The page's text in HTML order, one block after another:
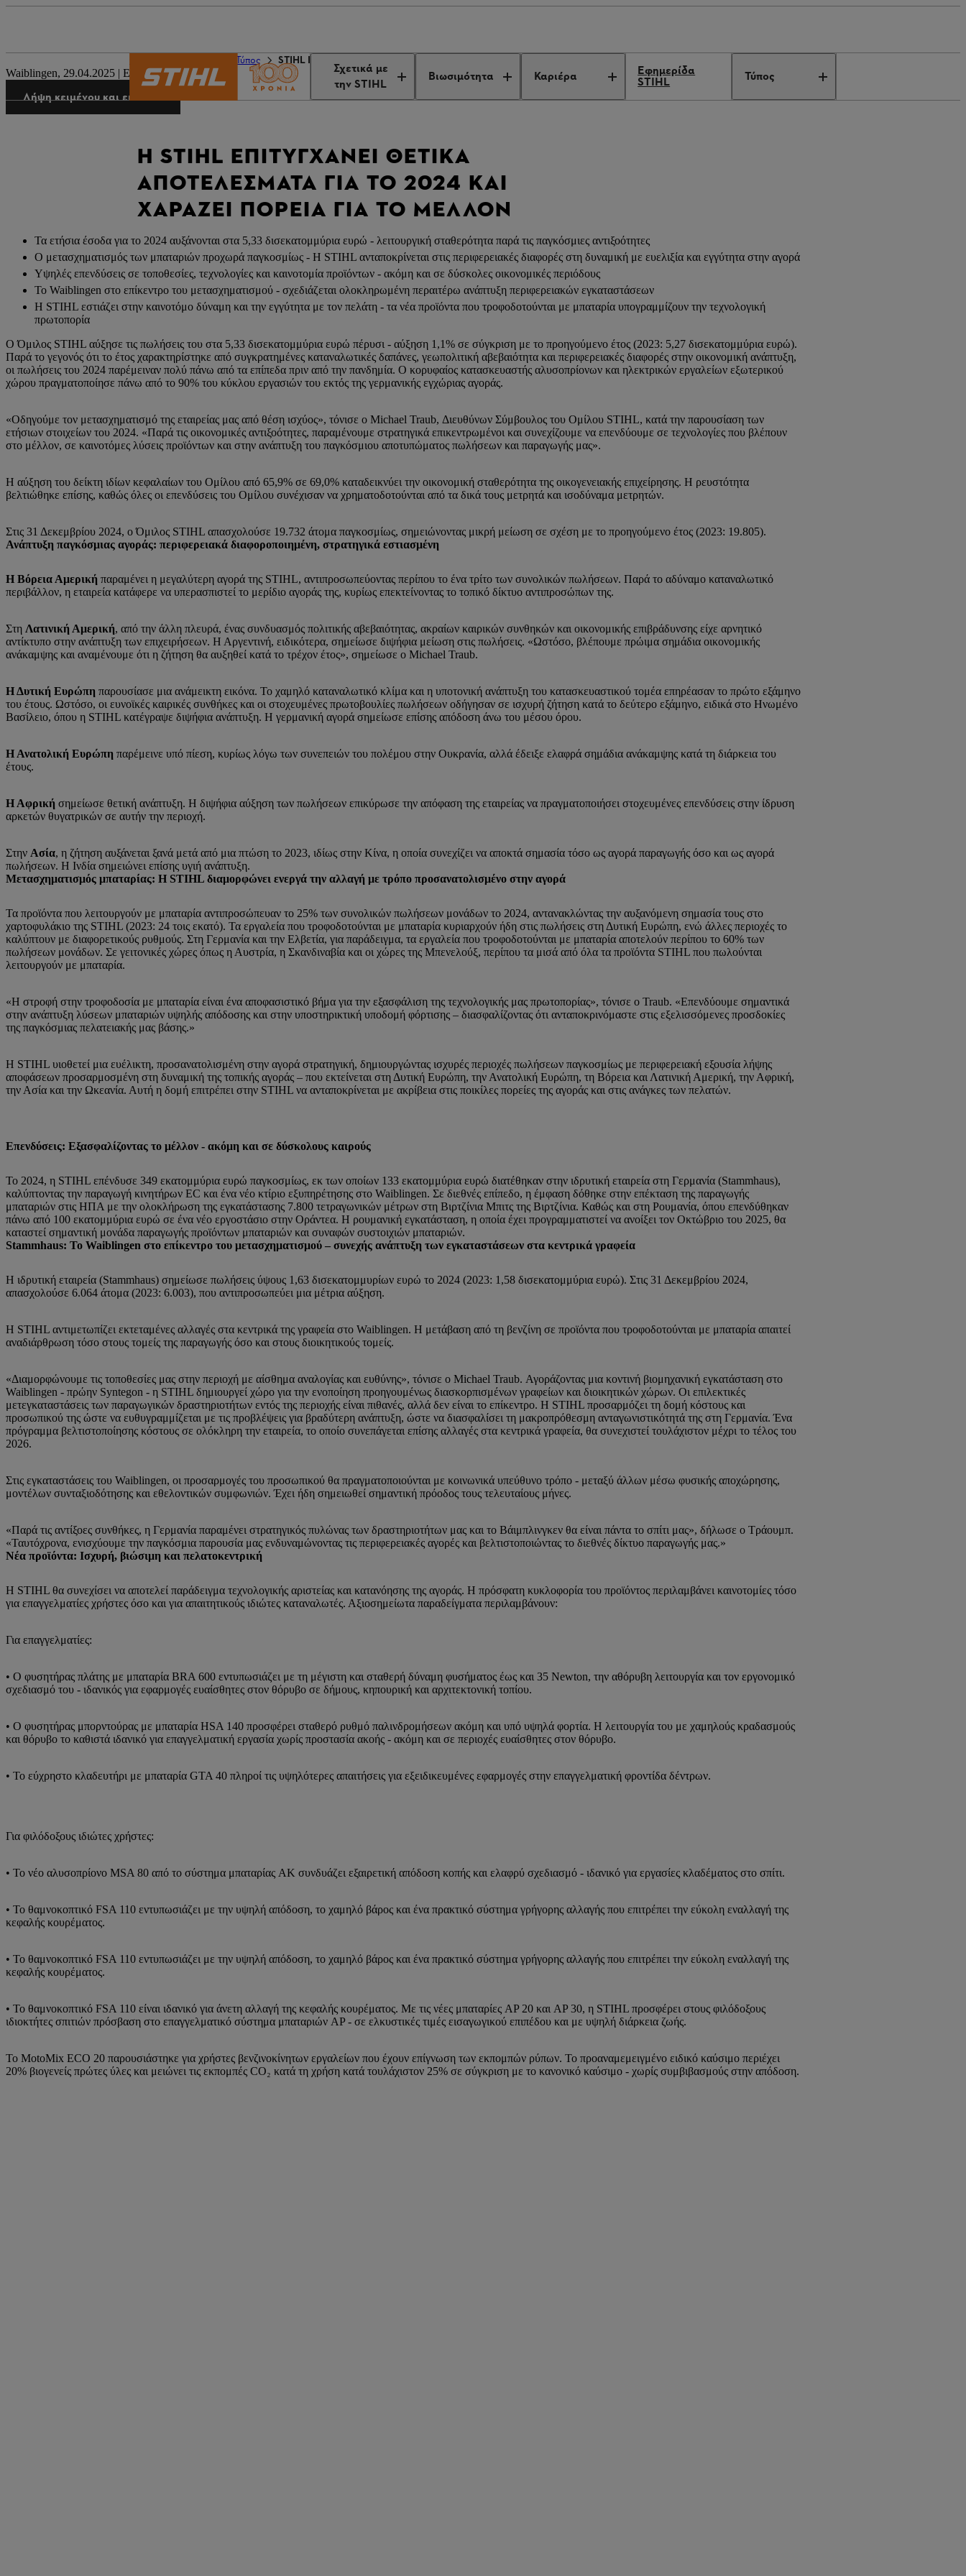
Σχετικά με
την STIHL
Βιωσιμότητα Καριέρα Εφημερίδα
STIHL Τύπος
Τύπος STIHL Delivers a Positive 2024 Outcome
Waiblingen, 29.04.2025 | Εταιρικό Δελτίο Τύπου
Λήψη κειμένου και εικόνων
Η STIHL ΕΠΙΤΥΓΧΆΝΕΙ ΘΕΤΙΚΆ
ΑΠΟΤΕΛΈΣΜΑΤΑ ΓΙΑ ΤΟ 2024 ΚΑΙ
ΧΑΡΆΖΕΙ ΠΟΡΕΊΑ ΓΙΑ ΤΟ ΜΈΛΛΟΝ
Τα ετήσια έσοδα για το 2024 αυξάνονται στα 5,33 δισεκατομμύρια ευρώ - λειτουργική σταθερότητα παρά τις παγκόσμιες αντιξοότητες
Ο μετασχηματισμός των μπαταριών προχωρά παγκοσμίως - Η STIHL ανταποκρίνεται στις περιφερειακές διαφορές στη δυναμική με ευελιξία και εγγύτητα στην αγορά
Υψηλές επενδύσεις σε τοποθεσίες, τεχνολογίες και καινοτομία προϊόντων - ακόμη και σε δύσκολες οικονομικές περιόδους
Το Waiblingen στο επίκεντρο του μετασχηματισμού - σχεδιάζεται ολοκληρωμένη περαιτέρω ανάπτυξη περιφερειακών εγκαταστάσεων
Η STIHL εστιάζει στην καινοτόμο δύναμη και την εγγύτητα με τον πελάτη - τα νέα προϊόντα που τροφοδοτούνται με μπαταρία υπογραμμίζουν την τεχνολογική
πρωτοπορία
Ο Όμιλος STIHL αύξησε τις πωλήσεις του στα 5,33 δισεκατομμύρια ευρώ πέρυσι - αύξηση 1,1% σε σύγκριση με το προηγούμενο έτος (2023: 5,27 δισεκατομμύρια ευρώ).
Παρά το γεγονός ότι το έτος χαρακτηρίστηκε από συγκρατημένες καταναλωτικές δαπάνες, γεωπολιτική αβεβαιότητα και περιφερειακές διαφορές στην οικονομική ανάπτυξη,
οι πωλήσεις του 2024 παρέμειναν πολύ πάνω από τα επίπεδα πριν από την πανδημία. Ο κορυφαίος κατασκευαστής αλυσοπρίονων και ηλεκτρικών εργαλείων εξωτερικού
χώρου πραγματοποίησε πάνω από το 90% του κύκλου εργασιών του εκτός της γερμανικής εγχώριας αγοράς.
«Οδηγούμε τον μετασχηματισμό της εταιρείας μας από θέση ισχύος», τόνισε ο Michael Traub, Διευθύνων Σύμβουλος του Ομίλου STIHL, κατά την παρουσίαση των
ετήσιων στοιχείων του 2024. «Παρά τις οικονομικές αντιξοότητες, παραμένουμε στρατηγικά επικεντρωμένοι και συνεχίζουμε να επενδύουμε σε τεχνολογίες που βλέπουν
στο μέλλον, σε καινοτόμες λύσεις προϊόντων και στην ανάπτυξη του παγκόσμιου αποτυπώματος πωλήσεων και παραγωγής μας».
Η αύξηση του δείκτη ιδίων κεφαλαίων του Ομίλου από 65,9% σε 69,0% καταδεικνύει την οικονομική σταθερότητα της οικογενειακής επιχείρησης. Η ρευστότητα
βελτιώθηκε επίσης, καθώς όλες οι επενδύσεις του Ομίλου συνέχισαν να χρηματοδοτούνται από τα δικά τους μετρητά και ισοδύναμα μετρητών.
Στις 31 Δεκεμβρίου 2024, ο Όμιλος STIHL απασχολούσε 19.732 άτομα παγκοσμίως, σημειώνοντας μικρή μείωση σε σχέση με το προηγούμενο έτος (2023: 19.805).
Ανάπτυξη παγκόσμιας αγοράς: περιφερειακά διαφοροποιημένη, στρατηγικά εστιασμένη
Η Βόρεια Αμερική παραμένει η μεγαλύτερη αγορά της STIHL, αντιπροσωπεύοντας περίπου το ένα τρίτο των συνολικών πωλήσεων. Παρά το αδύναμο καταναλωτικό
περιβάλλον, η εταιρεία κατάφερε να υπερασπιστεί το μερίδιο αγοράς της, κυρίως επεκτείνοντας το τοπικό δίκτυο αντιπροσώπων της.
Στη Λατινική Αμερική, από την άλλη πλευρά, ένας συνδυασμός πολιτικής αβεβαιότητας, ακραίων καιρικών συνθηκών και οικονομικής επιβράδυνσης είχε αρνητικό
αντίκτυπο στην ανάπτυξη των επιχειρήσεων. Η Αργεντινή, ειδικότερα, σημείωσε διψήφια μείωση στις πωλήσεις. «Ωστόσο, βλέπουμε πρώιμα σημάδια οικονομικής
ανάκαμψης και αναμένουμε ότι η ζήτηση θα αυξηθεί κατά το τρέχον έτος», σημείωσε ο Michael Traub.
Η Δυτική Ευρώπη παρουσίασε μια ανάμεικτη εικόνα. Το χαμηλό καταναλωτικό κλίμα και η υποτονική ανάπτυξη του κατασκευαστικού τομέα επηρέασαν το πρώτο εξάμηνο
του έτους. Ωστόσο, οι ευνοϊκές καιρικές συνθήκες και οι στοχευμένες πρωτοβουλίες πωλήσεων οδήγησαν σε ισχυρή ζήτηση κατά το δεύτερο εξάμηνο, ειδικά στο Ηνωμένο
Βασίλειο, όπου η STIHL κατέγραψε διψήφια ανάπτυξη. Η γερμανική αγορά σημείωσε επίσης απόδοση άνω του μέσου όρου.
Η Ανατολική Ευρώπη παρέμεινε υπό πίεση, κυρίως λόγω των συνεπειών του πολέμου στην Ουκρανία, αλλά έδειξε ελαφρά σημάδια ανάκαμψης κατά τη διάρκεια του
έτους.
Η Αφρική σημείωσε θετική ανάπτυξη. Η διψήφια αύξηση των πωλήσεων επικύρωσε την απόφαση της εταιρείας να πραγματοποιήσει στοχευμένες επενδύσεις στην ίδρυση
αρκετών θυγατρικών σε αυτήν την περιοχή.
Στην Ασία, η ζήτηση αυξάνεται ξανά μετά από μια πτώση το 2023, ιδίως στην Κίνα, η οποία συνεχίζει να αποκτά σημασία τόσο ως αγορά παραγωγής όσο και ως αγορά
πωλήσεων. Η Ινδία σημειώνει επίσης υγιή ανάπτυξη.
Μετασχηματισμός μπαταρίας: Η STIHL διαμορφώνει ενεργά την αλλαγή με τρόπο προσανατολισμένο στην αγορά
Τα προϊόντα που λειτουργούν με μπαταρία αντιπροσώπευαν το 25% των συνολικών πωλήσεων μονάδων το 2024, αντανακλώντας την αυξανόμενη σημασία τους στο
χαρτοφυλάκιο της STIHL (2023: 24 τοις εκατό). Τα εργαλεία που τροφοδοτούνται με μπαταρία κυριαρχούν ήδη στις πωλήσεις στη Δυτική Ευρώπη, ενώ άλλες περιοχές το
καλύπτουν με διαφορετικούς ρυθμούς. Στη Γερμανία και την Ελβετία, για παράδειγμα, τα εργαλεία που τροφοδοτούνται με μπαταρία αποτελούν περίπου το 60% των
πωλήσεων μονάδων. Σε γειτονικές χώρες όπως η Αυστρία, η Σκανδιναβία και οι χώρες της Μπενελούξ, περίπου τα μισά από όλα τα προϊόντα STIHL που πωλούνται
λειτουργούν με μπαταρία.
«Η στροφή στην τροφοδοσία με μπαταρία είναι ένα αποφασιστικό βήμα για την εξασφάλιση της τεχνολογικής μας πρωτοπορίας», τόνισε ο Traub. «Επενδύουμε σημαντικά
στην ανάπτυξη λύσεων μπαταριών υψηλής απόδοσης και στην υποστηρικτική υποδομή φόρτισης – διασφαλίζοντας ότι ανταποκρινόμαστε στις εξελισσόμενες προσδοκίες
της παγκόσμιας πελατειακής μας βάσης.»
Η STIHL υιοθετεί μια ευέλικτη, προσανατολισμένη στην αγορά στρατηγική, δημιουργώντας ισχυρές περιοχές πωλήσεων παγκοσμίως με περιφερειακή εξουσία λήψης
αποφάσεων προσαρμοσμένη στη δυναμική της τοπικής αγοράς – που εκτείνεται στη Δυτική Ευρώπη, την Ανατολική Ευρώπη, τη Βόρεια και Λατινική Αμερική, την Αφρική,
την Ασία και την Ωκεανία. Αυτή η δομή επιτρέπει στην STIHL να ανταποκρίνεται με ακρίβεια στις ποικίλες πορείες της αγοράς και στις ανάγκες των πελατών.
Επενδύσεις: Εξασφαλίζοντας το μέλλον - ακόμη και σε δύσκολους καιρούς
Το 2024, η STIHL επένδυσε 349 εκατομμύρια ευρώ παγκοσμίως, εκ των οποίων 133 εκατομμύρια ευρώ διατέθηκαν στην ιδρυτική εταιρεία στη Γερμανία (Stammhaus),
καλύπτοντας την παραγωγή κινητήρων EC και ένα νέο κτίριο εξυπηρέτησης στο Waiblingen. Σε διεθνές επίπεδο, η έμφαση δόθηκε στην επέκταση της παραγωγής
μπαταριών στις ΗΠΑ με την ολοκλήρωση της εγκατάστασης 7.800 τετραγωνικών μέτρων στη Βιρτζίνια Μπιτς της Βιρτζίνια. Καθώς και στη Ρουμανία, όπου επενδύθηκαν
πάνω από 100 εκατομμύρια ευρώ σε ένα νέο εργοστάσιο στην Οράντεα. Η ρουμανική εγκατάσταση, η οποία έχει προγραμματιστεί να ανοίξει τον Οκτώβριο του 2025, θα
καταστεί σημαντική μονάδα παραγωγής προϊόντων μπαταριών και συναφών συστοιχιών μπαταριών.
Stammhaus: Το Waiblingen στο επίκεντρο του μετασχηματισμού – συνεχής ανάπτυξη των εγκαταστάσεων στα κεντρικά γραφεία
Η ιδρυτική εταιρεία (Stammhaus) σημείωσε πωλήσεις ύψους 1,63 δισεκατομμυρίων ευρώ το 2024 (2023: 1,58 δισεκατομμύρια ευρώ). Στις 31 Δεκεμβρίου 2024,
απασχολούσε 6.064 άτομα (2023: 6.003), που αντιπροσωπεύει μια μέτρια αύξηση.
Η STIHL αντιμετωπίζει εκτεταμένες αλλαγές στα κεντρικά της γραφεία στο Waiblingen. Η μετάβαση από τη βενζίνη σε προϊόντα που τροφοδοτούνται με μπαταρία απαιτεί
αναδιάρθρωση τόσο στους τομείς της παραγωγής όσο και στους διοικητικούς τομείς.
«Διαμορφώνουμε τις τοποθεσίες μας στην περιοχή με αίσθημα αναλογίας και ευθύνης», τόνισε ο Michael Traub. Αγοράζοντας μια κοντινή βιομηχανική εγκατάσταση στο
Waiblingen - πρώην Syntegon - η STIHL δημιουργεί χώρο για την ενοποίηση προηγουμένως διασκορπισμένων γραφείων και διοικητικών χώρων. Οι επιλεκτικές
μετεγκαταστάσεις των παραγωγικών δραστηριοτήτων εντός της περιοχής είναι πιθανές, αλλά δεν είναι το επίκεντρο. Η STIHL προσαρμόζει τη δομή κόστους και
προσωπικού της ώστε να ευθυγραμμίζεται με τις προβλέψεις για βραδύτερη ανάπτυξη, ώστε να διασφαλίσει τη μακροπρόθεσμη ανταγωνιστικότητά της στη Γερμανία. Ένα
πρόγραμμα βελτιστοποίησης κόστους σε ολόκληρη την εταιρεία, το οποίο συνεπάγεται επίσης αλλαγές στα κεντρικά γραφεία, θα συνεχιστεί τουλάχιστον μέχρι το τέλος του
2026.
Στις εγκαταστάσεις του Waiblingen, οι προσαρμογές του προσωπικού θα πραγματοποιούνται με κοινωνικά υπεύθυνο τρόπο - μεταξύ άλλων μέσω φυσικής αποχώρησης,
μοντέλων συνταξιοδότησης και εθελοντικών συμφωνιών. Έχει ήδη σημειωθεί σημαντική πρόοδος τους τελευταίους μήνες.
«Παρά τις αντίξοες συνθήκες, η Γερμανία παραμένει στρατηγικός πυλώνας των δραστηριοτήτων μας και το Βάιμπλινγκεν θα είναι πάντα το σπίτι μας», δήλωσε ο Τράουμπ.
«Ταυτόχρονα, ενισχύουμε την παγκόσμια παρουσία μας ενδυναμώνοντας τις περιφερειακές αγορές και βελτιστοποιώντας το διεθνές δίκτυο παραγωγής μας.»
Νέα προϊόντα: Ισχυρή, βιώσιμη και πελατοκεντρική
Η STIHL θα συνεχίσει να αποτελεί παράδειγμα τεχνολογικής αριστείας και κατανόησης της αγοράς. Η πρόσφατη κυκλοφορία του προϊόντος περιλαμβάνει καινοτομίες τόσο
για επαγγελματίες χρήστες όσο και για απαιτητικούς ιδιώτες καταναλωτές. Αξιοσημείωτα παραδείγματα περιλαμβάνουν:
Για επαγγελματίες:
• Ο φυσητήρας πλάτης με μπαταρία BRA 600 εντυπωσιάζει με τη μέγιστη και σταθερή δύναμη φυσήματος έως και 35 Newton, την αθόρυβη λειτουργία και τον εργονομικό
σχεδιασμό του - ιδανικός για εφαρμογές ευαίσθητες στον θόρυβο σε δήμους, κηπουρική και αρχιτεκτονική τοπίου.
• Ο φυσητήρας μπορντούρας με μπαταρία HSA 140 προσφέρει σταθερό ρυθμό παλινδρομήσεων ακόμη και υπό υψηλά φορτία. Η λειτουργία του με χαμηλούς κραδασμούς
και θόρυβο το καθιστά ιδανικό για επαγγελματική εργασία χωρίς προστασία ακοής - ακόμη και σε περιοχές ευαίσθητες στον θόρυβο.
• Το εύχρηστο κλαδευτήρι με μπαταρία GTA 40 πληροί τις υψηλότερες απαιτήσεις για εξειδικευμένες εφαρμογές στην επαγγελματική φροντίδα δέντρων.
Για φιλόδοξους ιδιώτες χρήστες:
• Το νέο αλυσοπρίονο MSA 80 από το σύστημα μπαταρίας AK συνδυάζει εξαιρετική απόδοση κοπής και ελαφρύ σχεδιασμό - ιδανικό για εργασίες κλαδέματος στο σπίτι.
• Το θαμνοκοπτικό FSA 110 εντυπωσιάζει με την υψηλή απόδοση, το χαμηλό βάρος και ένα πρακτικό σύστημα γρήγορης αλλαγής που επιτρέπει την εύκολη εναλλαγή της
κεφαλής κουρέματος.
• Το θαμνοκοπτικό FSA 110 εντυπωσιάζει με την υψηλή απόδοση, το χαμηλό βάρος και ένα πρακτικό σύστημα γρήγορης αλλαγής που επιτρέπει την εύκολη εναλλαγή της
κεφαλής κουρέματος.
• Το θαμνοκοπτικό FSA 110 είναι ιδανικό για άνετη αλλαγή της κεφαλής κουρέματος. Με τις νέες μπαταρίες AP 20 και AP 30, η STIHL προσφέρει στους φιλόδοξους
ιδιοκτήτες σπιτιών πρόσβαση στο επαγγελματικό σύστημα μπαταριών AP - σε ελκυστικές τιμές εισαγωγικού επιπέδου και με υψηλή διάρκεια ζωής.
Το MotoMix ECO 20 παρουσιάστηκε για χρήστες βενζινοκίνητων εργαλείων που έχουν επίγνωση των εκπομπών ρύπων. Το προαναμεμειγμένο ειδικό καύσιμο περιέχει
20% βιογενείς πρώτες ύλες και μειώνει τις εκπομπές CO₂ κατά τη χρήση κατά τουλάχιστον 25% σε σύγκριση με το κανονικό καύσιμο - χωρίς συμβιβασμούς στην απόδοση.